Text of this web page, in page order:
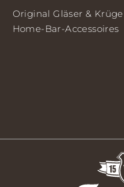
Original Gläser & Krüge
Home-Bar-Accessoires